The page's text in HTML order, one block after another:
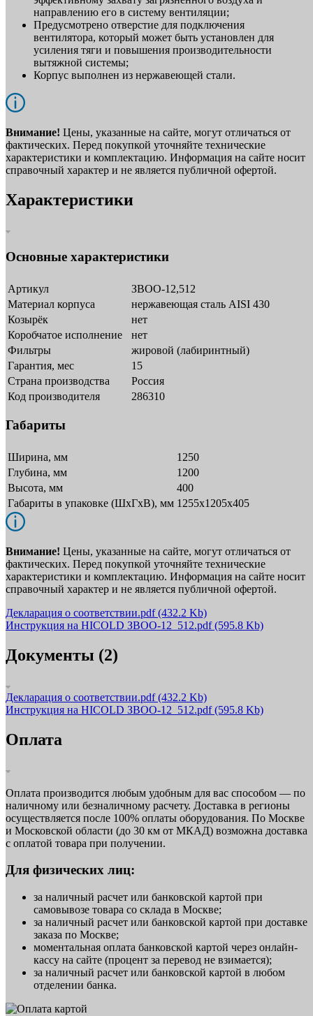
направлению его в систему вентиляции;
Предусмотрено отверстие для подключения
вентилятора, который может быть установлен для
усиления тяги и повышения производительности
вытяжной системы;
Корпус выполнен из нержавеющей стали.
Внимание! Цены, указанные на сайте, могут отличаться от
фактических. Перед покупкой уточняйте технические
характеристики и комплектацию. Информация на сайте носит
справочный характер и не является публичной офертой.
Характеристики
Основные характеристики
Артикул
ЗВОО-12,512
Материал корпуса
нержавеющая сталь AISI 430
Козырёк
нет
Коробчатое исполнение
нет
Фильтры
жировой (лабиринтный)
Гарантия, мес
15
Страна производства
Россия
Код производителя
286310
Габариты
Ширина, мм
1250
Глубина, мм
1200
Высота, мм
400
Габариты в упаковке (ШxГxВ), мм 1255х1205х405
Внимание! Цены, указанные на сайте, могут отличаться от
фактических. Перед покупкой уточняйте технические
характеристики и комплектацию. Информация на сайте носит
справочный характер и не является публичной офертой.
Декларация о соответствии.pdf(432.2 Kb)
Инструкция на HICOLD ЗВОО-12_512.pdf(595.8 Kb)
Документы (2)
Декларация о соответствии.pdf(432.2 Kb)
Инструкция на HICOLD ЗВОО-12_512.pdf(595.8 Kb)
Оплата
Оплата производится любым удобным для вас способом — по
наличному или безналичному расчету. Доставка в регионы
осуществляется после 100% оплаты оборудования. По Москве
и Московской области (до 30 км от МКАД) возможна доставка
с оплатой товара при получении.
Для физических лиц:
за наличный расчет или банковской картой при
самовывозе товара со склада в Москве;
за наличный расчет или банковской картой при доставке
заказа по Москве;
моментальная оплата банковской картой через онлайн-
кассу на сайте (процент за перевод не взимается);
за наличный расчет или банковской картой в любом
отделении банка.